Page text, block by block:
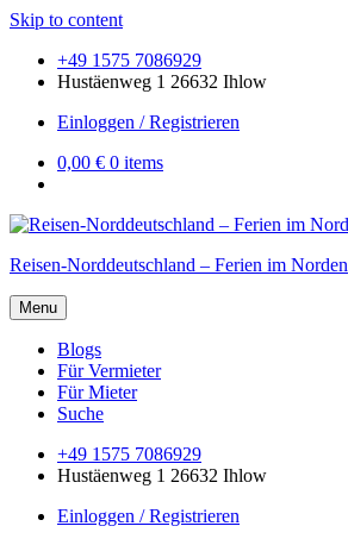
Skip to content
+49 1575 7086929
Hustäenweg 1 26632 Ihlow
Einloggen / Registrieren
0,00 € 0 items
Reisen-Norddeutschland – Ferien im Norden
Menu
Blogs
Für Vermieter
Für Mieter
Suche
+49 1575 7086929
Hustäenweg 1 26632 Ihlow
Einloggen / Registrieren